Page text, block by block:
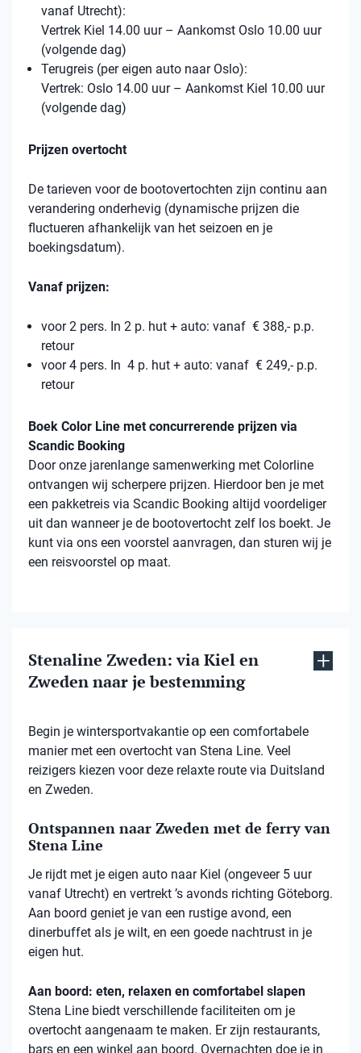
vanaf Utrecht):
Vertrek Kiel 14.00 uur – Aankomst Oslo 10.00 uur
(volgende dag)
Terugreis (per eigen auto naar Oslo):
Vertrek: Oslo 14.00 uur – Aankomst Kiel 10.00 uur
(volgende dag)
Prijzen overtocht
De tarieven voor de bootovertochten zijn continu aan
verandering onderhevig (dynamische prijzen die
fluctueren afhankelijk van het seizoen en je
boekingsdatum).
Vanaf prijzen:
voor 2 pers. In 2 p. hut + auto: vanaf € 388,- p.p.
retour
voor 4 pers. In 4 p. hut + auto: vanaf € 249,- p.p.
retour
Boek Color Line met concurrerende prijzen via
Scandic Booking
Door onze jarenlange samenwerking met Colorline
ontvangen wij scherpere prijzen. Hierdoor ben je met
een pakketreis via Scandic Booking altijd voordeliger
uit dan wanneer je de bootovertocht zelf los boekt. Je
kunt via ons een voorstel aanvragen, dan sturen wij je
een reisvoorstel op maat.
Stenaline Zweden: via Kiel en
Zweden naar je bestemming
Begin je wintersportvakantie op een comfortabele
manier met een overtocht van Stena Line. Veel
reizigers kiezen voor deze relaxte route via Duitsland
en Zweden.
Ontspannen naar Zweden met de ferry van
Stena Line
Je rijdt met je eigen auto naar Kiel (ongeveer 5 uur
vanaf Utrecht) en vertrekt ’s avonds richting Göteborg.
Aan boord geniet je van een rustige avond, een
dinerbuffet als je wilt, en een goede nachtrust in je
eigen hut.
Aan boord: eten, relaxen en comfortabel slapen
Stena Line biedt verschillende faciliteiten om je
overtocht aangenaam te maken. Er zijn restaurants,
bars en een winkel aan boord. Overnachten doe je in